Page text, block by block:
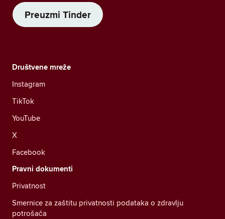
Preuzmi Tinder
Društvene mreže
Instagram
TikTok
YouTube
X
Facebook
Pravni dokumenti
Privatnost
Smernice za zaštitu privatnosti podataka o zdravlju
potrošača